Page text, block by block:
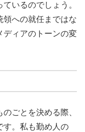
いるのでしょう。
領への就任まではな
ディアのトーンの変
ごとを決める際、
す。私も勤め人の